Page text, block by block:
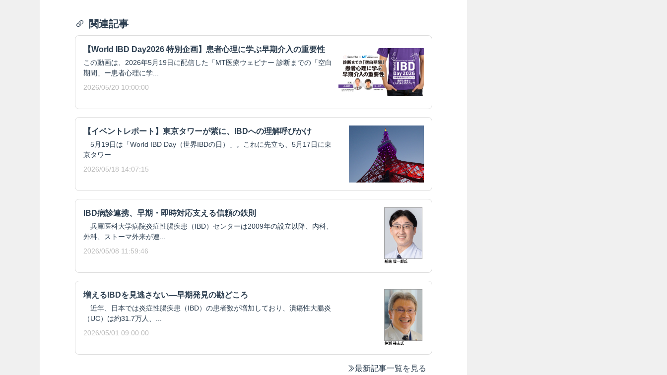
関連記事
【World IBD Day2026 特別企画】患者心理に学ぶ早期介入の重要性
この動画は、2026年5月19日に配信した「MT医療ウェビナー 診断までの「空白
期間」ー患者心理に学...
2026/05/20 10:00:00
【イベントレポート】東京タワーが紫に、IBDへの理解呼びかけ
5月19日は「World IBD Day（世界IBDの日）」。これに先立ち、5月17日に東
京タワー...
2026/05/18 14:07:15
IBD病診連携、早期・即時対応支える信頼の鉄則
兵庫医科大学病院炎症性腸疾患（IBD）センターは2009年の設立以降、内科、
外科、ストーマ外来が連...
2026/05/08 11:59:46
増えるIBDを見逃さない―早期発見の勘どころ
近年、日本では炎症性腸疾患（IBD）の患者数が増加しており、潰瘍性大腸炎
（UC）は約31.7万人、...
2026/05/01 09:00:00
最新記事一覧を見る